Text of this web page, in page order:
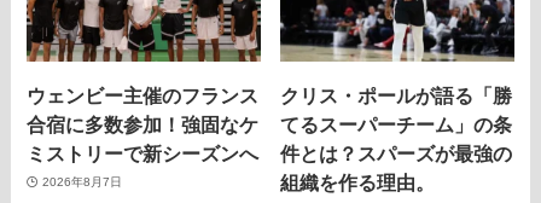
ウェンビー主催のフランス
合宿に多数参加！強固なケ
ミストリーで新シーズンへ
2026年8月7日
クリス・ポールが語る「勝
てるスーパーチーム」の条
件とは？スパーズが最強の
組織を作る理由。